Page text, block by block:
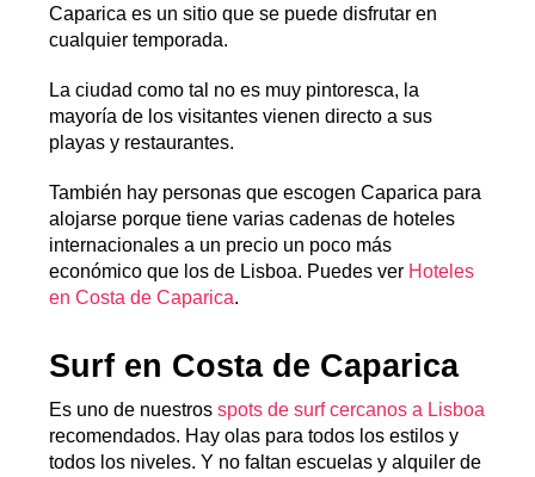
Caparica es un sitio que se puede disfrutar en
cualquier temporada.
La ciudad como tal no es muy pintoresca, la
mayoría de los visitantes vienen directo a sus
playas y restaurantes.
También hay personas que escogen Caparica para
alojarse porque tiene varias cadenas de hoteles
internacionales a un precio un poco más
económico que los de Lisboa. Puedes ver Hoteles
en Costa de Caparica.
Surf en Costa de Caparica
Es uno de nuestrosspots de surf cercanos a Lisboa
recomendados. Hay olas para todos los estilos y
todos los niveles. Y no faltan escuelas y alquiler de